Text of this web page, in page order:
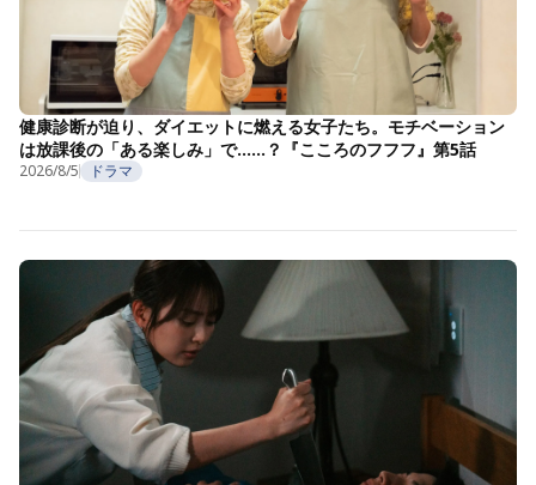
健康診断が迫り、ダイエットに燃える女子たち。モチベーション
は放課後の「ある楽しみ」で……？『こころのフフフ』第5話
2026/8/5 ドラマ